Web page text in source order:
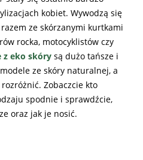
kobiet. Wywodzą się
ze skórzanymi kurtkami
rocka, motocyklistów czy
z eko skóry są dużo tańsze i
ze skóry naturalnej, a
Zobaczcie kto
spodnie i sprawdźcie,
oraz jak je nosić.